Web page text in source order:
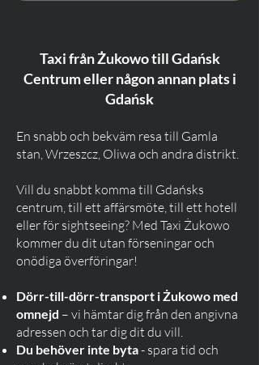
Taxi från Żukowo till Gdańsk
Centrum eller någon annan plats i
Gdańsk
En snabb och bekväm resa till Gamla
stan, Wrzeszcz, Oliwa och andra distrikt.
Vill du snabbt komma till Gdańsks
centrum, till ett affärsmöte, till ett hotell
eller för sightseeing? Med Taxi Żukowo
kommer du dit utan förseningar och
onödiga överföringar!
Dörr-till-dörr-transport i Żukowo med
omnejd – vi hämtar dig från den angivna
adressen och tar dig dit du vill.
Du behöver inte byta- spara tid och